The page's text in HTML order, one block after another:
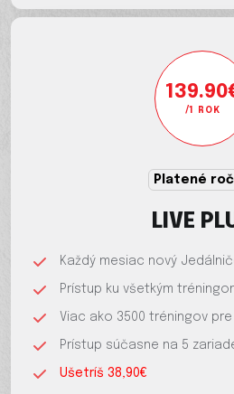
/1 ROK
Platené
LIVE
Každý mesiac nový
Prístup ku všetkým
Viac ako 3500 tréningov
Prístup súčasne na 5
Ušetríš 38,90€